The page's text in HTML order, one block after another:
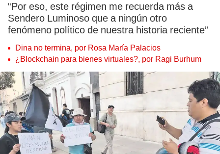
“Por eso, este régimen me recuerda más a
Sendero Luminoso que a ningún otro
fenómeno político de nuestra historia reciente”
Dina no termina, por Rosa María Palacios
¿Blockchain para bienes virtuales?, por Ragi Burhum